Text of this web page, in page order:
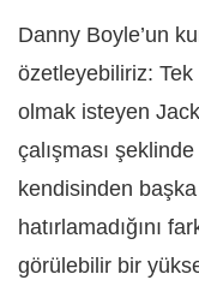
Danny Boyle’un
özetleyebiliriz: Tek
olmak isteyen
çalışması
kendisinden
hatırlamadığını
görülebilir bir